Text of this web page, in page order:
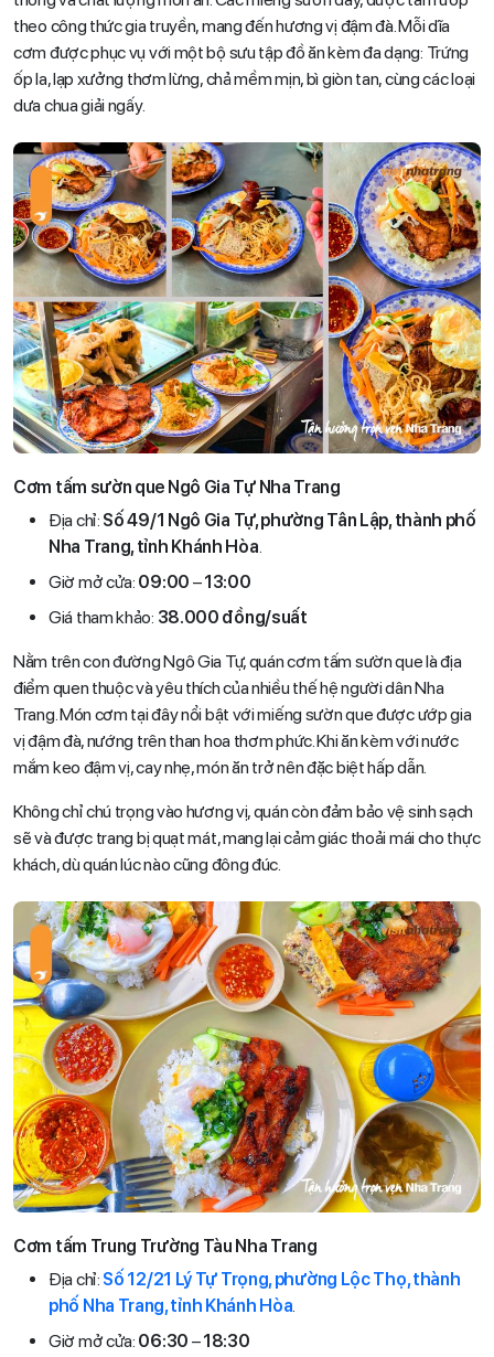
theo công thức gia truyền, mang đến hương vị đậm đà. Mỗi dĩa
cơm được phục vụ với một bộ sưu tập đồ ăn kèm đa dạng: Trứng
ốp la, lạp xưởng thơm lừng, chả mềm mịn, bì giòn tan, cùng các loại
dưa chua giải ngấy.
Cơm tấm sườn que Ngô Gia Tự Nha Trang
Địa chỉ: Số 49/1 Ngô Gia Tự, phường Tân Lập, thành phố
Nha Trang, tỉnh Khánh Hòa.
Giờ mở cửa: 09:00 –13:00
Giá tham khảo: 38.000 đồng/suất
Nằm trên con đường Ngô Gia Tự, quán cơm tấm sườn que là địa
điểm quen thuộc và yêu thích của nhiều thế hệ người dân Nha
Trang. Món cơm tại đây nổi bật với miếng sườn que được ướp gia
vị đậm đà, nướng trên than hoa thơm phức. Khi ăn kèm với nước
mắm keo đậm vị, cay nhẹ, món ăn trở nên đặc biệt hấp dẫn.
Không chỉ chú trọng vào hương vị, quán còn đảm bảo vệ sinh sạch
sẽ và được trang bị quạt mát, mang lại cảm giác thoải mái cho thực
khách, dù quán lúc nào cũng đông đúc.
Cơm tấm Trung Trường Tàu Nha Trang
Địa chỉ: Số 12/21 Lý Tự Trọng, phường Lộc Thọ, thành
phố Nha Trang, tỉnh Khánh Hòa.
Giờ mở cửa: 06:30 –18:30